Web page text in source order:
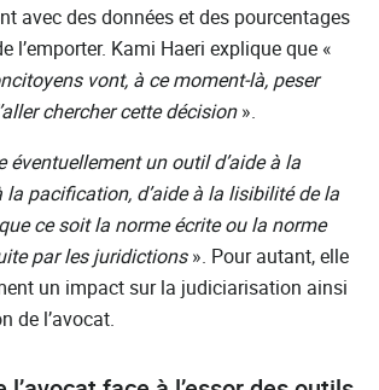
avec des données et des pourcentages
l’emporter. Kami Haeri explique que «
vont, à ce moment-là, peser
chercher cette décision».
éventuellement un outil d’aide à la
la pacification, d’aide à la lisibilité de la
ce soit la norme écrite ou la norme
par les juridictions». Pour autant, elle
un impact sur la judiciarisation ainsi
de l’avocat.